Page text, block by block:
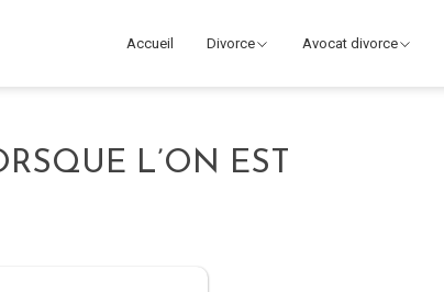
Accueil Divorce Avocat divorce
L’ON EST